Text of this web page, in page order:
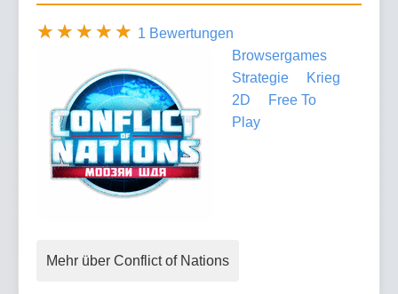
1 Bewertungen
Browsergames
Strategie
Krieg
2D
Free To
Play
Mehr über Conflict of Nations